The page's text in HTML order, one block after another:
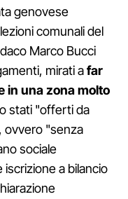
genovese
comunali del
Marco Bucci
mirati afar
in una zona molto
stati "offerti da
ovvero "senza
sociale
a bilancio